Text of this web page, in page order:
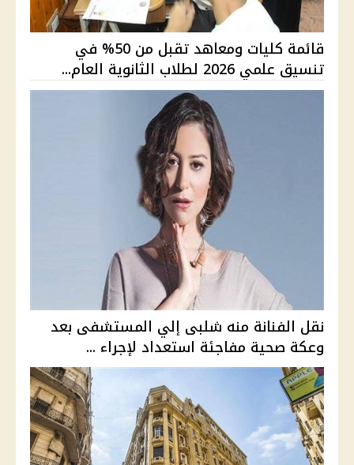
قائمة كليات ومعاهد تقبل من 50% في
تنسيق علمي 2026 لطلاب الثانوية العام...
نقل الفنانة منه شلبى إلي المستشفى بعد
وعكة صحية مفاجئة استعداد لإجراء ...